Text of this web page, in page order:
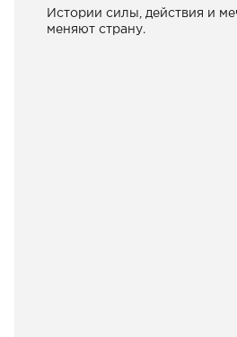
Истории силы, действия и
меняют страну.